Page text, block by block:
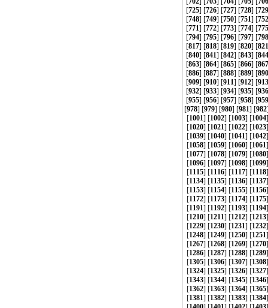
[725] [726] [727] [728] [729
[748] [749] [750] [751] [752
[771] [772] [773] [774] [775
[794] [795] [796] [797] [798
[817] [818] [819] [820] [821
[840] [841] [842] [843] [844
[863] [864] [865] [866] [867
[886] [887] [888] [889] [890
[909] [910] [911] [912] [913
[932] [933] [934] [935] [936
[955] [956] [957] [958] [959
[978] [979] [980] [981] [982
[1001] [1002] [1003] [1004
[1020] [1021] [1022] [1023
[1039] [1040] [1041] [1042
[1058] [1059] [1060] [1061
[1077] [1078] [1079] [1080
[1096] [1097] [1098] [1099
[1115] [1116] [1117] [1118
[1134] [1135] [1136] [1137
[1153] [1154] [1155] [1156
[1172] [1173] [1174] [1175
[1191] [1192] [1193] [1194
[1210] [1211] [1212] [1213
[1229] [1230] [1231] [1232
[1248] [1249] [1250] [1251
[1267] [1268] [1269] [1270
[1286] [1287] [1288] [1289
[1305] [1306] [1307] [1308
[1324] [1325] [1326] [1327
[1343] [1344] [1345] [1346
[1362] [1363] [1364] [1365
[1381] [1382] [1383] [1384